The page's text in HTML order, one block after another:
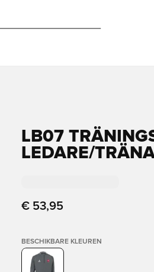
LB07
LEDARE/
€ 53,95
BESCHIKBARE KLEUREN